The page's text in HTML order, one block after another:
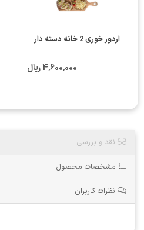
اردور خوری 2 خانه دسته دار
4٬600٬000 ریال
نقد و بررسی
مشخصات محصول
نظرات کاربران